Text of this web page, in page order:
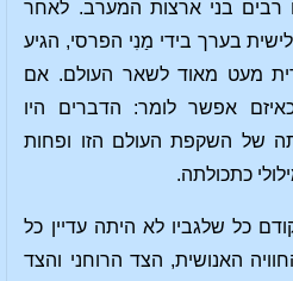
רבים בני ארצות המערב. לאחר
בערך בידי מַנִי הפרסי, הגיע
מעט מאוד לשאר העולם. אם
אפשר לומר: הדברים היו
של השקפת העולם הזו ופחות
כתכולתה.
כל שלגביו לא היתה עדיין כל
האנושית, הצד הרוחני והצד